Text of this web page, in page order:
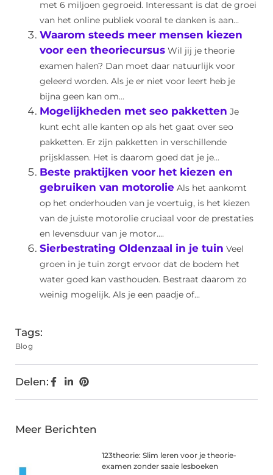
met 6 miljoen gegroeid. Interessant is dat de groei
van het online publiek vooral te danken is aan...
Waarom steeds meer mensen kiezen
voor een theoriecursus Wil jij je theorie
examen halen? Dan moet daar natuurlijk voor
geleerd worden. Als je er niet voor leert heb je
bijna geen kan om...
Mogelijkheden met seo pakketten Je
kunt echt alle kanten op als het gaat over seo
pakketten. Er zijn pakketten in verschillende
prijsklassen. Het is daarom goed dat je je...
Beste praktijken voor het kiezen en
gebruiken van motorolie Als het aankomt
op het onderhouden van je voertuig, is het kiezen
van de juiste motorolie cruciaal voor de prestaties
en levensduur van je motor....
Sierbestrating Oldenzaal in je tuin Veel
groen in je tuin zorgt ervoor dat de bodem het
water goed kan vasthouden. Bestraat daarom zo
weinig mogelijk. Als je een paadje of...
Tags:
Blog
Delen:
Meer Berichten
123theorie: Slim leren voor je theorie-
examen zonder saaie lesboeken